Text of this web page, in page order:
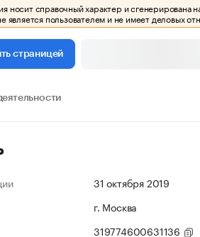
носит справочный характер и сгенерирована
является пользователем и не имеет деловых
страницей
31 октября 2019
г. Москва
319774600631136